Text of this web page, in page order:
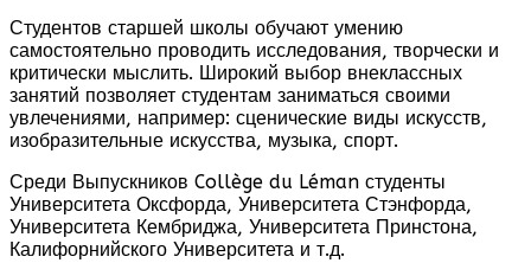
Студентов старшей школы обучают умению
самостоятельно проводить исследования, творчески и
критически мыслить. Широкий выбор внеклассных
занятий позволяет студентам заниматься своими
увлечениями, например: сценические виды искусств,
изобразительные искусства, музыка, спорт.
Среди Выпускников Collège du Léman студенты
Университета Оксфорда, Университета Стэнфорда,
Университета Кембриджа, Университета Принстона,
Калифорнийского Университета и т.д.